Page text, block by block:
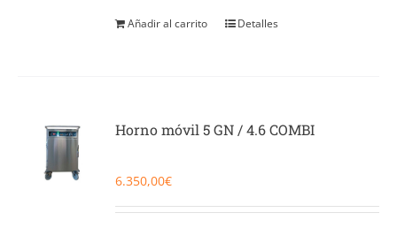
Añadir al carrito Detalles
Horno móvil 5 GN / 4.6 COMBI
6.350,00€